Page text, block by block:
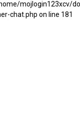
chat.php on line 181